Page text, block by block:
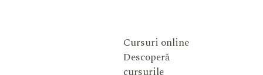
Cursuri online
Descoperă